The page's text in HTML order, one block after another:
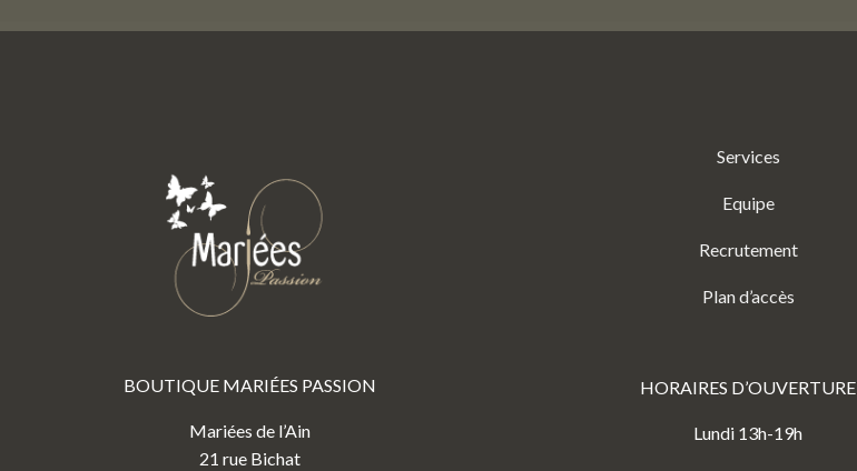
BOUTIQUE MARIÉES PASSION
Mariées de l’Ain
21 rue Bichat
Services
Equipe
Recrutement
Plan d’accès
HORAIRES D’OUVERTURE
Lundi 13h-19h